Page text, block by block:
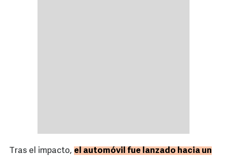
Tras el impacto, el automóvil fue lanzado hacia un